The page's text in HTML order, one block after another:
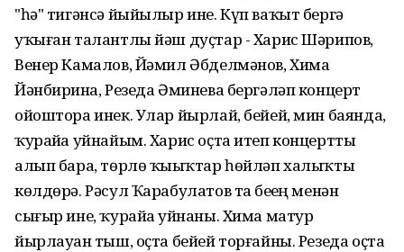
"һә" тигәнсә йыйылыр ине. Күп ваҡыт бергә
уҡыған талантлы йәш дуҫтар - Харис Шәрипов,
Венер Камалов, Йәмил Әбделмәнов, Хима
Йәнбирҙина, Резеда Әминева бергәләп концерт
ойоштора инек. Улар йырлай, бейей, мин баянда,
ҡурайҙа уйнайым. Харис оҫта итеп концертты
алып бара, төрлө ҡыҙыҡтар һөйләп халыҡты
көлдөрә. Рәсул Ҡарабулатов та беҙҙең менән
сығыр ине, ҡурайҙа уйнаны. Хима матур
йырлауҙан тыш, оҫта бейей торғайны. Резеда оҫта